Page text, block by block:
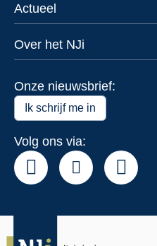
Actueel
Over het NJi
Onze nieuwsbrief:
Ik schrijf me in
Volg ons via: